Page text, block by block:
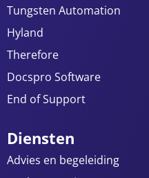
Tungsten Automation
Hyland
Therefore
Docspro Software
End of Support
Diensten
Advies en begeleiding